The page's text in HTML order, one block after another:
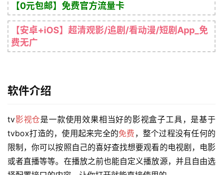
【0元包邮】免费官方流量卡
【安卓+iOS】超清观影/追剧/看动漫/短剧App_免
费无广
软件介绍
tv影视仓是一款使用效果相当好的影视盒子工具，是基于
tvbox打造的，使用起来完全的免费 ，整个过程没有任何的
限制，你可以按照自己的喜好查找想要观看的电视剧，电影
或者直播等等。在播放之前也能自定义播放源，并且自由选